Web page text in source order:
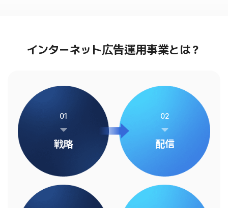
インターネット広告運用事業とは？
01
戦略
02
配信